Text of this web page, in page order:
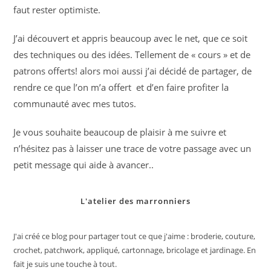
faut rester optimiste.
J’ai découvert et appris beaucoup avec le net, que ce soit
des techniques ou des idées. Tellement de « cours » et de
patrons offerts! alors moi aussi j’ai décidé de partager, de
rendre ce que l’on m’a offert et d’en faire profiter la
communauté avec mes tutos.
Je vous souhaite beaucoup de plaisir à me suivre et
n’hésitez pas à laisser une trace de votre passage avec un
petit message qui aide à avancer..
L'atelier des marronniers
J'ai créé ce blog pour partager tout ce que j'aime : broderie, couture,
crochet, patchwork, appliqué, cartonnage, bricolage et jardinage. En
fait je suis une touche à tout.